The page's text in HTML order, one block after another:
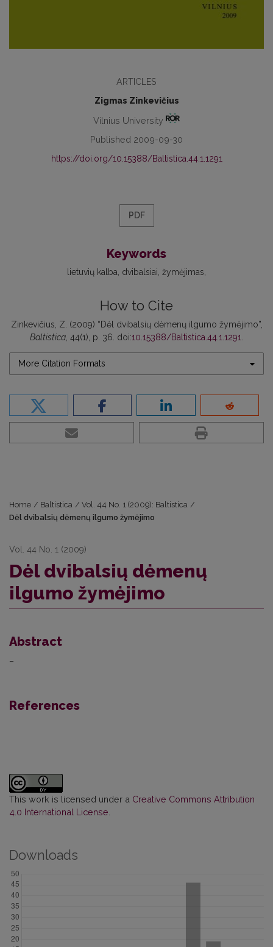
ARTICLES
Zigmas Zinkevičius
Vilnius University
Published 2009-09-30
https://doi.org/10.15388/Baltistica.44.1.1291
PDF
Keywords
lietuvių kalba dvibalsiai žymėjimas
How to Cite
Zinkevičius, Z. (2009) “Dėl dvibalsių dėmenų ilgumo žymėjimo”,
Baltistica, 44(1), p. 36. doi:10.15388/Baltistica.44.1.1291.
More Citation Formats
Home / Baltistica / Vol. 44 No. 1 (2009): Baltistica /
Dėl dvibalsių dėmenų ilgumo žymėjimo
Vol. 44 No. 1 (2009)
Dėl dvibalsių dėmenų
ilgumo žymėjimo
Abstract
–
References
This work is licensed under a Creative Commons Attribution
4.0 International License.
Downloads